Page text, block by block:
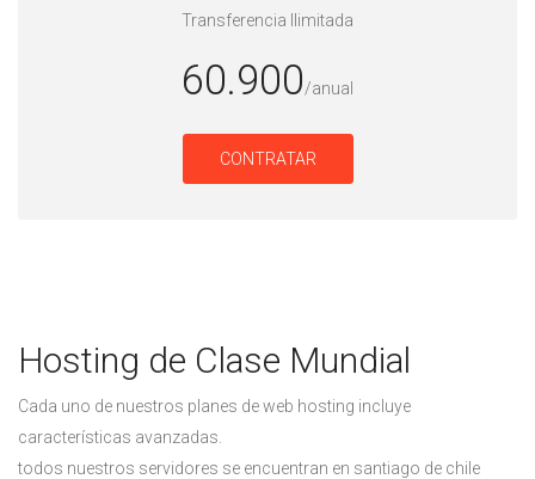
Transferencia Ilimitada
60.900/anual
CONTRATAR
Hosting de Clase Mundial
Cada uno de nuestros planes de web hosting incluye
características avanzadas.
todos nuestros servidores se encuentran en santiago de chile